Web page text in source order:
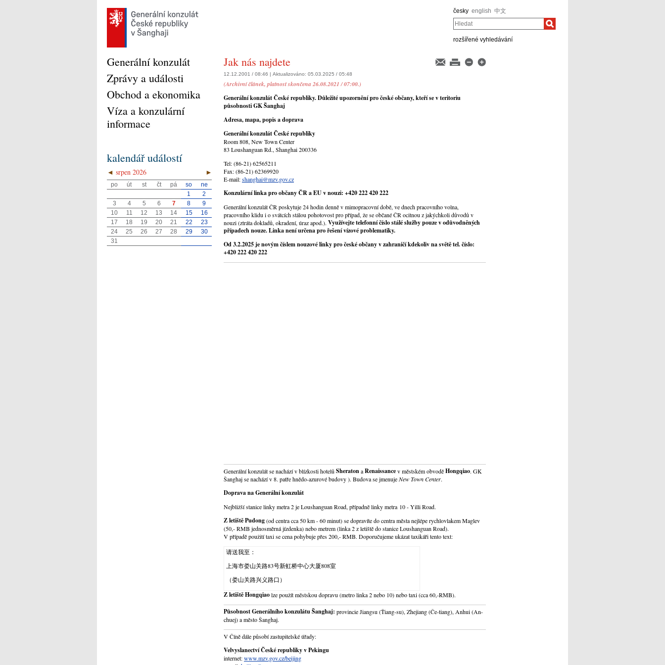
česky english 中文
Hledat
rozšířené vyhledávání
Jak nás najdete
12.12.2001 / 08:46 | Aktualizováno: 05.03.2025 / 05:48
(Archivní článek, platnost skončena 26.08.2021 / 07:00.)
Generální konzulát České republiky. Důležité upozornění pro české občany, kteří se v teritoriu
působnosti GK Šanghaj
Adresa, mapa, popis a doprava
Generální konzulát České republiky
Room 808, New Town Center
83 Loushanguan Rd., Shanghai 200336
Tel: (86-21) 62565211
Fax: (86-21) 62369920
E-mail:shanghai@mzv.gov.cz
Konzulární linka pro občany ČR a EU v nouzi: +420 222 420 222
Generální konzulát ČR poskytuje 24 hodin denně v mimopracovní době, ve dnech pracovního volna,
pracovního klidu i o svátcích stálou pohotovost pro případ, že se občané ČR ocitnou z jakýchkoli důvodů v
nouzi (ztráta dokladů, okradení, úraz apod.). Využívejte telefonní číslo stálé služby pouze v odůvodněných
případech nouze. Linka není určena pro řešení vízové problematiky.
Od 3.2.2025 je novým číslem nouzové linky pro české občany v zahraničí kdekoliv na světě tel. číslo:
+420 222 420 222
Generální konzulát se nachází v blízkosti hotelůSheratonaRenaissancev městském obvoděHongqiao. GK
Šanghaj se nachází v 8. patře hnědo-azurové budovy ). Budova se jmenujeNew Town Center.
Doprava na Generální konzulát
Nejbližší stanice linky metra 2 je Loushanguan Road, případně linky metra 10 - Yilli Road.
Z letiště Pudong(od centra cca 50 km - 60 minut) se dopravíte do centra města nejlépe rychlovlakem Maglev
(50,- RMB jednosměrná jízdenka) nebo metrem (linka 2 z letiště do stanice Loushanguan Road).
V případě použití taxi se cena pohybuje přes 200,- RMB. Doporučujeme ukázat taxikáři tento text:
请送我至：
上海市娄山关路83号新虹桥中心大厦808室
（娄山关路兴义路口）
Z letiště Hongqiaolze použít městskou dopravu (metro linka 2 nebo 10) nebo taxi (cca 60,-RMB).
Působnost Generálního konzulátu Šanghaj: provincie Jiangsu (Ťiang-su), Zhejiang (Če-tiang), Anhui (An-
chuej) a město Šanghaj.
V Číně dále působí zastupitelské úřady:
Velvyslanectví České republiky v Pekingu
internet:www.mzv.gov.cz/beijing
Generální konzulát
Zprávy a události
Obchod a ekonomika
Víza a konzulární
informace
kalendář událostí
◄ ►
srpen 2026
po út st čt pá so
ne
1
2
3
4 5 6 7 8
9
10
11 12 13 14 15
16
17
18 19 20 21 22
23
24
25 26 27 28 29
30
31